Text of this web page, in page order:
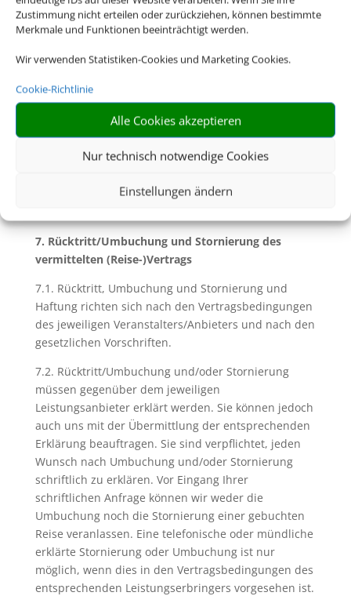
Zustimmung nicht erteilen oder zurückziehen, können bestimmte
Merkmale und Funktionen beeinträchtigt werden.
Wir verwenden Statistiken-Cookies und Marketing Cookies.
Cookie-Richtlinie
Alle Cookies akzeptieren
Nur technisch notwendige Cookies
Einstellungen ändern
sind Sie für die Einhaltung dieser Pass- und
Visumserfordernisse sowie der
gesundheitspolizeilichen Formalitäten und aller
gesetzlichen Vorschriften die Reisenden selbst
rechtzeitige Beantragung von Visa für das
Bestimmungsland. Für eine etwaige Verletzung
solcher Vorschriften und deren Folgen haften wir
7. Rücktritt/Umbuchung und Stornierung des
vermittelten (Reise-)Vertrags
7.1. Rücktritt, Umbuchung und Stornierung und
Haftung richten sich nach den Vertragsbedingungen
des jeweiligen Veranstalters/Anbieters und nach den
gesetzlichen Vorschriften.
7.2. Rücktritt/Umbuchung und/oder Stornierung
müssen gegenüber dem jeweiligen
Leistungsanbieter erklärt werden. Sie können jedoch
auch uns mit der Übermittlung der entsprechenden
Erklärung beauftragen. Sie sind verpflichtet, jeden
Wunsch nach Umbuchung und/oder Stornierung
schriftlich zu erklären. Vor Eingang Ihrer
schriftlichen Anfrage können wir weder die
Umbuchung noch die Stornierung einer gebuchten
Reise veranlassen. Eine telefonische oder mündliche
erklärte Stornierung oder Umbuchung ist nur
möglich, wenn dies in den Vertragsbedingungen des
entsprechenden Leistungserbringers vorgesehen ist.